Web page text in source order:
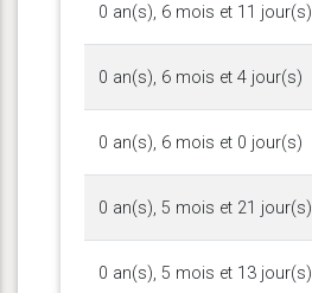
0 an(s), 6 mois et 11 jour(s)
0 an(s), 6 mois et 4 jour(s)
0 an(s), 6 mois et 0 jour(s)
0 an(s), 5 mois et 21 jour(s)
0 an(s), 5 mois et 13 jour(s)